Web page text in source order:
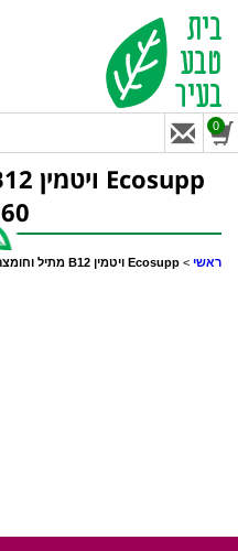
0
60 מ"ל
ראשי > Ecosupp ויטמין B12 מתיל וחומצה פולית 60 מ"ל